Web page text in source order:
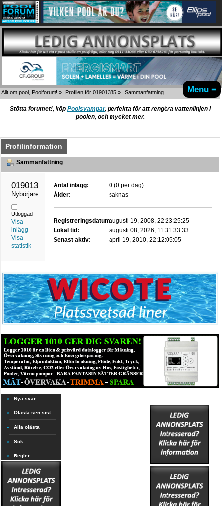
Menu ≡
Allt om pool, Poolforum! » Profilen för 01901385 » Sammanfattning
Stötta forumet!, köp Poolsvampar, perfekta för att rengöra vattenlinjen i
poolen, och mycket mer.
Profilinformation
Sammanfattning
Nybörjare
Utloggad
Visa
inlägg
Visa
statistik
Antal inlägg:
0 (0 per dag)
Ålder:
saknas
Registreringsdatum:augusti 19, 2008, 22:23:25:25
Lokal tid:
augusti 08, 2026, 11:31:33:33
Senast aktiv:
april 19, 2010, 22:12:05:05
Nya svar
Olästa sen sist
Alla olästa
Sök
Regler